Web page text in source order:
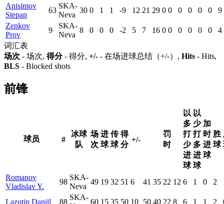
Anisimov
Stepan
63
SKA-
Neva
30 0 1 1 -9 12 21 29 0 0 0 0 0 0
9
Zenkov
Prov
9
SKA-
Neva
8 0 0 0 -2 5 7 16 0 0 0 0 0 0
4
词汇表
场次 - 场次, 得分- 得分, +/- - 在场进球总结（+/-）, Hits - Hits,
BLS - Blocked shots
前锋
球员 #
冰球
队
场
次
进
球
传
球
得
分
+/-
罚
时
以
多
打
少
进
球
以
少
打
多
进
球
加
时
进
球
胜
球
Romanov
Vladislav Y.
98
SKA-
Neva
49 19 32 51 6 41 35 22 12 6 1 0 2
Lazutin Daniil 88
SKA-
60 15 35 50 10 50 40 22 8 6 1 1 2